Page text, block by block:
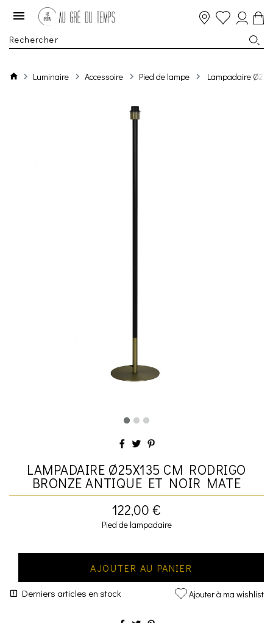
Luminaire Accessoire Pied de lampe Lampadaire
LAMPADAIRE Ø25X135 CM RODRIGO
BRONZE ANTIQUE ET NOIR MATE
122,00 €
Pied de lampadaire
AJOUTER AU PANIER
Derniers articles en stock Ajouter à ma wishlist